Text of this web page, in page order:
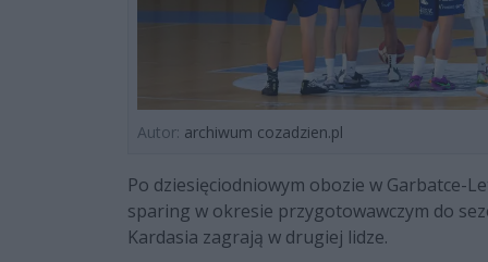
Autor: archiwum cozadzien.pl
Po dziesięciodniowym obozie w Garbatce-
sparing w okresie przygotowawczym do
Kardasia zagrają w drugiej lidze.